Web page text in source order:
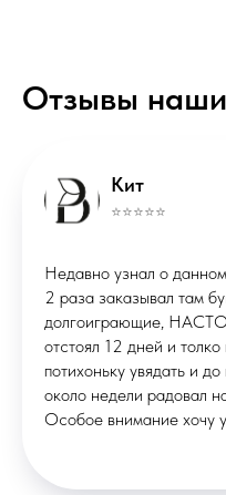
Отзывы
Кит
⭐️⭐️⭐️⭐️⭐️
Недавно узнал о
2 раза заказывал там
долгоиграющие,
отстоял 12 дней и толко
потихоньку увядать и
около недели радовал
Особое внимание хочу
ОГРНИП:
ИНН:
*Instagram
© ВМЕСТО СЛОВ,
Сделано в